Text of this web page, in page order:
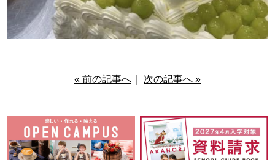
« 前の記事へ 次の記事へ »